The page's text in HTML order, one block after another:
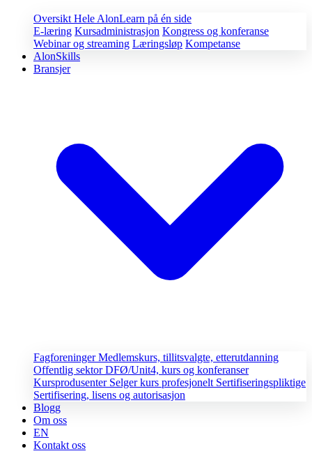
Oversikt Hele AlonLearn på én side
E-læring Kursadministrasjon Kongress og konferanse
Webinar og streaming Læringsløp Kompetanse
AlonSkills
Bransjer
FagforeningerMedlemskurs, tillitsvalgte, etterutdanning
Offentlig sektorDFØ/Unit4, kurs og konferanser
Kursprodusenter Selger kurs profesjonelt Sertifiseringspliktige
Sertifisering, lisens og autorisasjon
Blogg
Om oss
EN
Kontakt oss